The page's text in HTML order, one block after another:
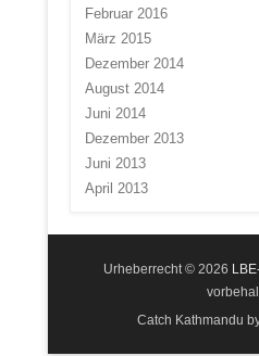
Februar 2016
März 2015
Dezember 2014
August 2014
Juni 2014
Dezember 2013
Juni 2013
April 2013
Urheberrecht © 2026
Catch Kathmandu